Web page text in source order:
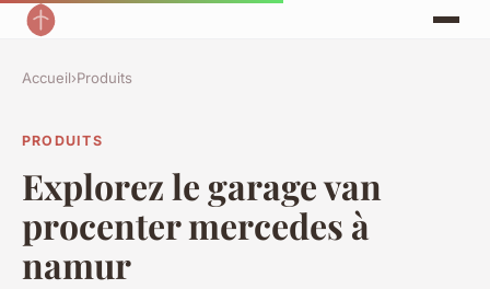
Accueil›Produits
PRODUITS
Explorez le garage van
procenter mercedes à
namur